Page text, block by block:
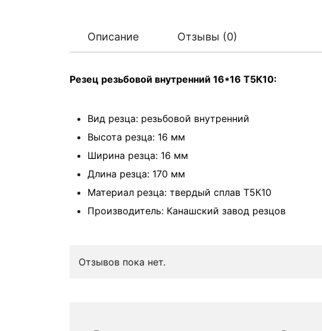
Описание Отзывы (0)
Резец резьбовой внутренний 16*16 Т5К10:
Вид резца: резьбовой внутренний
Высота резца: 16 мм
Ширина резца: 16 мм
Длина резца: 170 мм
Материал резца: твердый сплав Т5К10
Производитель: Канашский завод резцов
Отзывов пока нет.